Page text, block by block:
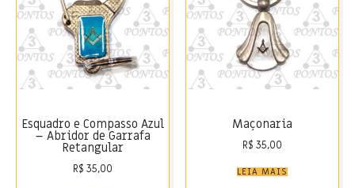
Esquadro e Compasso Azul
– Abridor de Garrafa
Retangular
R$ 35,00
Maçonaria
R$ 35,00
LEIA MAIS